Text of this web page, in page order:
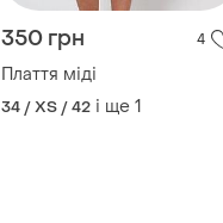
350 грн 4
Плаття міді
34 / XS / 42 і ще 1